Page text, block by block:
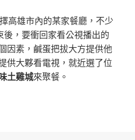
高雄市內的某家餐廳，不少
，要衝回家看公視播出的
因素，鹹蛋把拔大方提供他
供大夥看電視，就近選了位
土雞城來聚餐。
城 鮑魚水鴨 鳳山橋下